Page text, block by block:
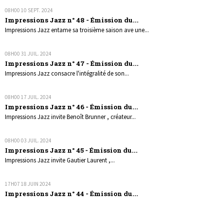
08H00 10 SEPT. 2024
Impressions Jazz n° 48 - Émission du...
Impressions Jazz entame sa troisième saison ave une...
08H00 31 JUIL. 2024
Impressions Jazz n° 47 - Émission du...
Impressions Jazz consacre l'intégralité de son...
08H00 17 JUIL. 2024
Impressions Jazz n° 46 - Émission du...
Impressions Jazz invite Benoît Brunner , créateur...
08H00 03 JUIL. 2024
Impressions Jazz n° 45 - Émission du...
Impressions Jazz invite Gautier Laurent ,...
17H07 18 JUIN 2024
Impressions Jazz n° 44 - Émission du...